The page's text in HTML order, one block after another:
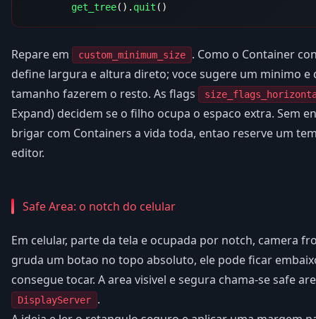
        get_tree
(). quit
Repare em custom_minimum_size
. Como o Container
define largura e altura direto; voce sugere um minimo e
tamanho fazerem o resto. As flags
Expand) decidem se o filho ocupa o espaco extra. Sem
brigar com Containers a vida toda, entao reserve um
editor.
Safe Area: o notch do celular
Em celular, parte da tela e ocupada por notch, camera
gruda um botao no topo absoluto, ele pode ficar
consegue tocar. A area visivel e segura chama-se safe
DisplayServer
.